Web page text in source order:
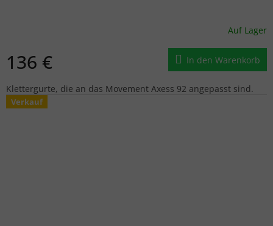
Auf Lager
136 € In den Warenkorb
Klettergurte, die an das Movement Axess 92 angepasst sind.
Verkauf